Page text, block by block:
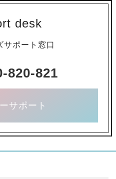
desk
サポート窓口
820-821
サポート